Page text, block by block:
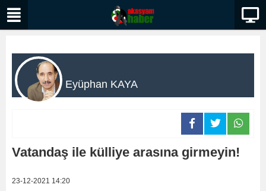
Eyüphan KAYA
Vatandaş ile külliye arasına girmeyin!
23-12-2021 14:20